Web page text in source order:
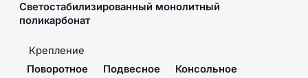
Светостабилизированный монолитный
поликарбонат
Крепление
Поворотное
Подвесное Консольное